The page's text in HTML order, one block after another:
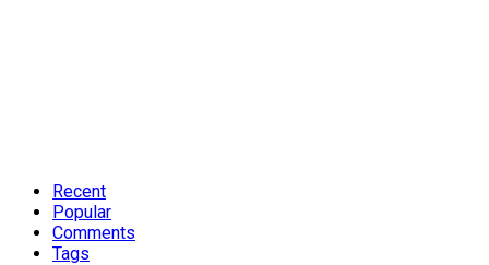
Recent
Popular
Comments
Tags